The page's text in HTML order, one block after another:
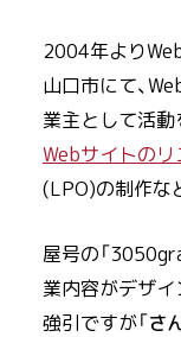
2004年より
山口市にて、
業主として活動
Webサイトの
(LPO)の制作な
屋号の「
業内容がデザ
強引ですが「さ